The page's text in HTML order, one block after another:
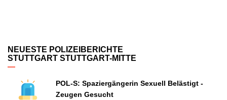
NEUESTE POLIZEIBERICHTE
STUTTGART STUTTGART-MITTE
POL-S: Spaziergängerin Sexuell Belästigt -
Zeugen Gesucht